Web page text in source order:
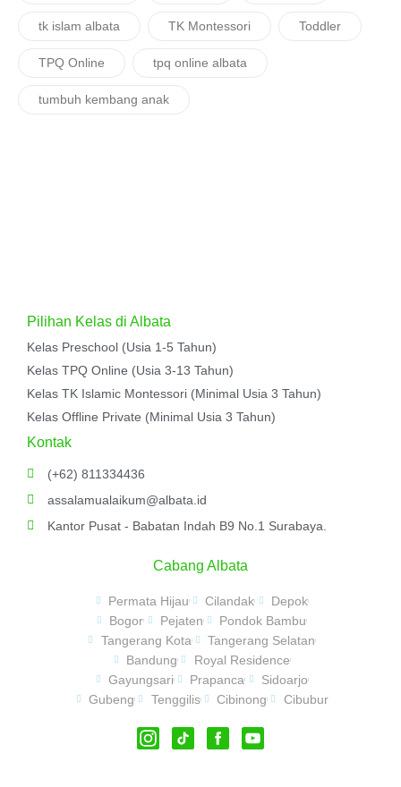
tk islam albata TK Montessori Toddler
TPQ Online tpq online albata
tumbuh kembang anak
Pilihan Kelas di Albata
Kelas Preschool (Usia 1-5 Tahun)
Kelas TPQ Online (Usia 3-13 Tahun)
Kelas TK Islamic Montessori (Minimal Usia 3 Tahun)
Kelas Offline Private (Minimal Usia 3 Tahun)
Kontak
(+62) 811334436
assalamualaikum@albata.id
Kantor Pusat - Babatan Indah B9 No.1 Surabaya.
Cabang Albata
Permata Hijau Cilandak
Depok
Bogor
Pejaten
Pondok Bambu
Tangerang Kota
Tangerang Selatan
Bandung
Royal Residence
Gayungsari
Prapanca
Sidoarjo
Gubeng
Tenggilis Cibinong Cibubur